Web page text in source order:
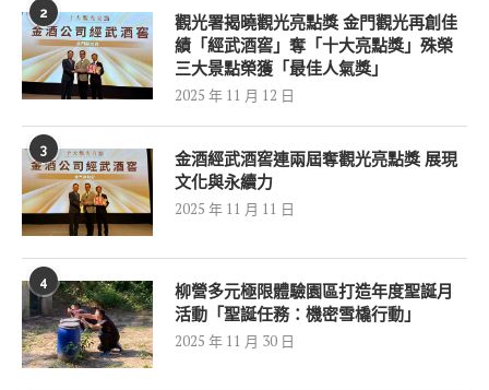
2
觀光署揭曉觀光亮點獎 金門觀光再創佳
績「經武酒窖」奪「十大亮點獎」殊榮
三大景點榮獲「最佳人氣獎」
2025 年 11 月 12 日
3
金酒經武酒窖連兩屆奪觀光亮點獎 展現
文化與永續力
2025 年 11 月 11 日
4
柳營多元極限體驗園區打造年度聖誕月
活動「聖誕任務：機密雪橇行動」
2025 年 11 月 30 日